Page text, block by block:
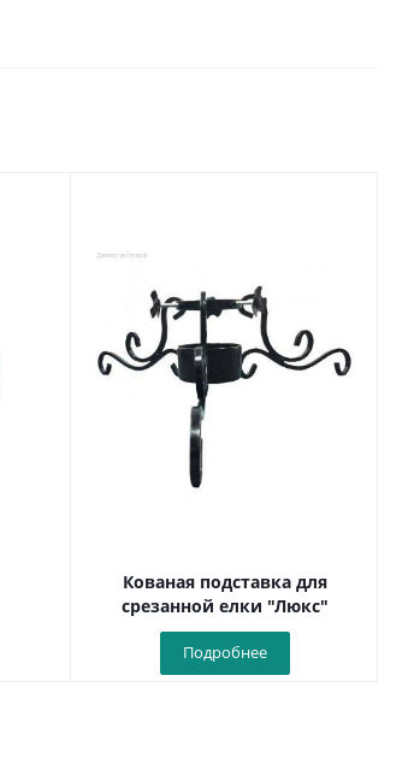
Кованая подставка для
срезанной елки "Люкс"
Подробнее